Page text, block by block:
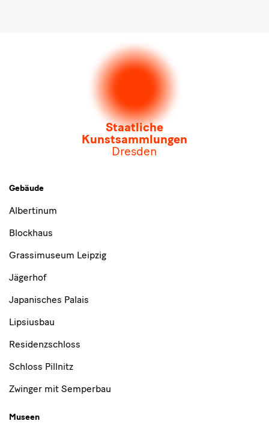
des Albertinum
Newsletter Tourismus
Staatliche
Kunstsammlungen
Dresden
Gebäude,
Museen
Institutionen
Gebäude
Albertinum
Blockhaus
Grassimuseum Leipzig
Jägerhof
Japanisches Palais
Lipsiusbau
Residenzschloss
Schloss Pillnitz
Zwinger mit Semperbau
Museen